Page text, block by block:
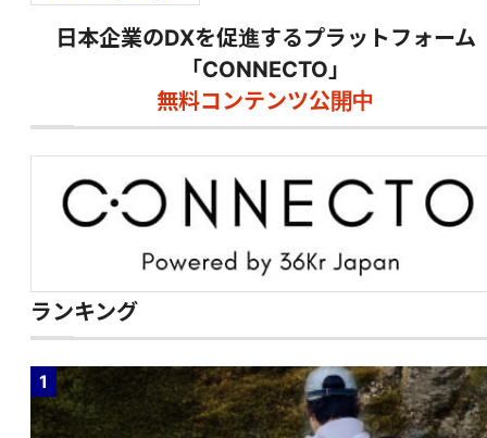
日本企業のDXを促進するプラットフォーム
「CONNECTO」
無料コンテンツ公開中
ランキング
1